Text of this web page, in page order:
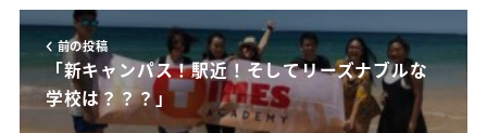
前の投稿
「新キャンパス！駅近！そしてリーズナブルな
学校は？？？」